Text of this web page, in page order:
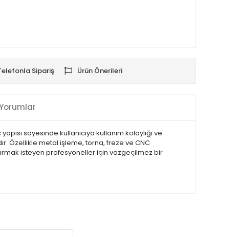
Sipariş Ürün Önerileri
sayesinde kullanıcıya kullanım kolaylığı ve
Özellikle metal işleme, torna, freze ve CNC
isteyen profesyoneller için vazgeçilmez bir